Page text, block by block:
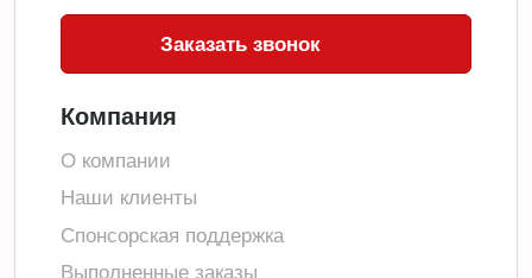
Заказать звонок
Компания
О компании
Наши клиенты
Спонсорская поддержка
Выполненные заказы